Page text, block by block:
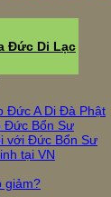
Đức Di Lạc
Đức A Di Đà Phật
Đức Bổn Sư
với Đức Bổn Sư
tại VN
giảm?